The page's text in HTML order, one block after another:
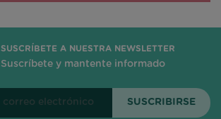
SUSCRÍBETE A NUESTRA NEWSLETTER
Suscríbete y mantente informado